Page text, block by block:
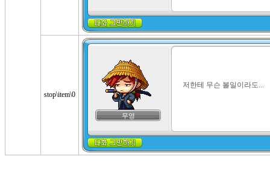
stop\item\0
무영
저한테 무슨 볼일이라도...